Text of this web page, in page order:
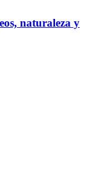
naturaleza y